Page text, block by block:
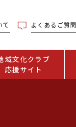
て よくあるご質問
域文化クラブ
応援サイト